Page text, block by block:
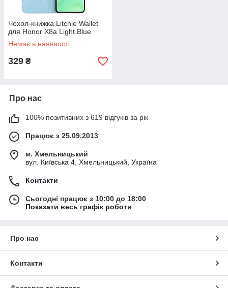
Чохол-книжка Litchie Wallet
для Honor X8a Light Blue
Немає в наявності
329 ₴
Про нас
100% позитивних з 619 відгуків за рік
Працює з 25.09.2013
м. Хмельницький
вул. Київська 4, Хмельницький, Україна
Контакти
Сьогодні працює з 10:00 до 18:00
Показати весь графік роботи
Про нас
Контакти